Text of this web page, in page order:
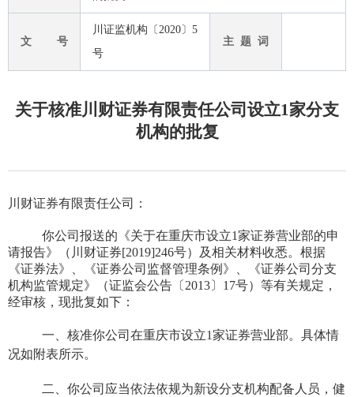
文 号
川证监机构〔2020〕5
号
主 题 词
关于核准川财证券有限责任公司设立1家分支
机构的批复
川财证券有限责任公司：
你公司报送的《关于在重庆市设立1家证券营业部的申
请报告》（川财证券[2019]246号）及相关材料收悉。根据
《证券法》、《证券公司监督管理条例》、《证券公司分支
机构监管规定》（证监会公告〔2013〕 17号）等有关规定，
经审核，现批复如下：
一、核准你公司在重庆市设立1家证券营业部。具体情
况如附表所示。
二、你公司应当依法依规为新设分支机构配备人员，健